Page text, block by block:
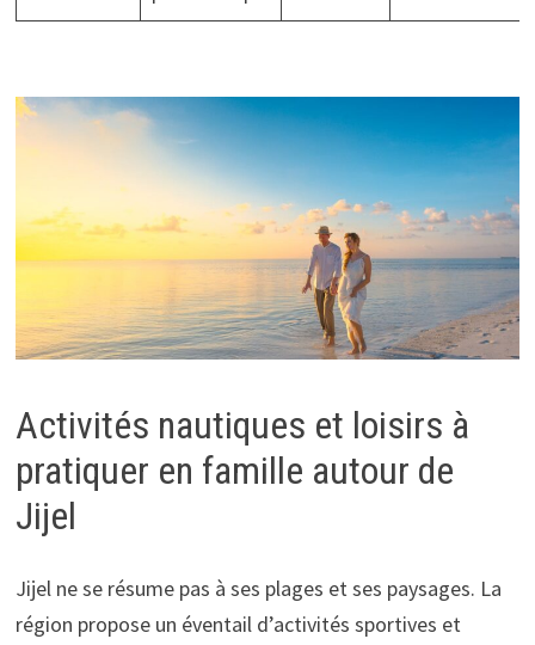
Activités nautiques et loisirs à
pratiquer en famille autour de
Jijel
Jijel ne se résume pas à ses plages et ses paysages. La
région propose un éventail d’activités sportives et